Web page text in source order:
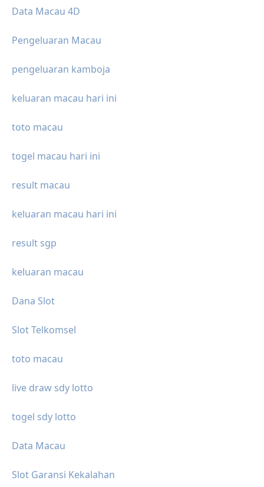
Data Macau 4D
Pengeluaran Macau
pengeluaran kamboja
keluaran macau hari ini
toto macau
togel macau hari ini
result macau
keluaran macau hari ini
result sgp
keluaran macau
Dana Slot
Slot Telkomsel
toto macau
live draw sdy lotto
togel sdy lotto
Data Macau
Slot Garansi Kekalahan